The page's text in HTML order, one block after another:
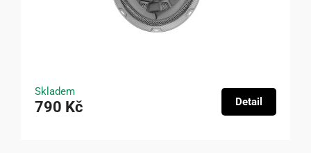
Skladem
790 Kč Detail